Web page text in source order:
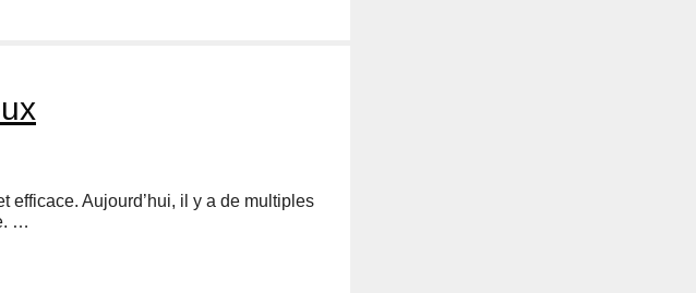
efficace. Aujourd’hui, il y a de multiples
…